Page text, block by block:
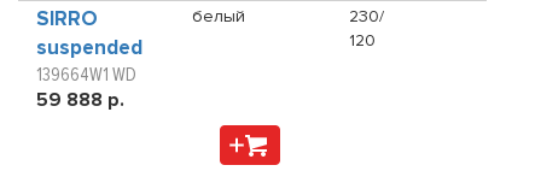
SIRRO
suspended
139664W1 WD
59 888 р.
белый
230/
120